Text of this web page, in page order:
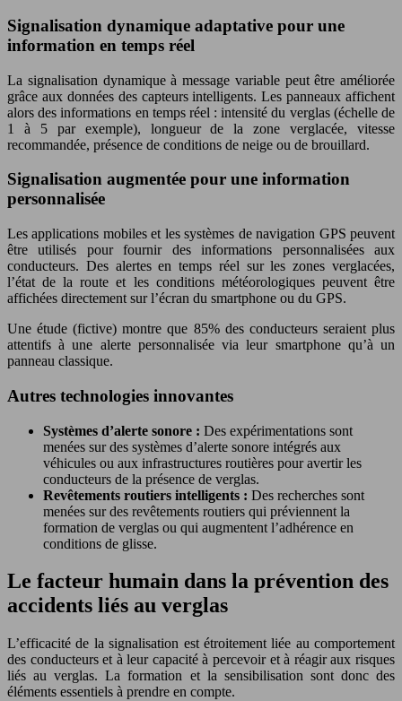
Signalisation dynamique adaptative pour une
information en temps réel
La signalisation dynamique à message variable peut être améliorée
grâce aux données des capteurs intelligents. Les panneaux affichent
alors des informations en temps réel : intensité du verglas (échelle de
1 à 5 par exemple), longueur de la zone verglacée, vitesse
recommandée, présence de conditions de neige ou de brouillard.
Signalisation augmentée pour une information
personnalisée
Les applications mobiles et les systèmes de navigation GPS peuvent
être utilisés pour fournir des informations personnalisées aux
conducteurs. Des alertes en temps réel sur les zones verglacées,
l’état de la route et les conditions météorologiques peuvent être
affichées directement sur l’écran du smartphone ou du GPS.
Une étude (fictive) montre que 85% des conducteurs seraient plus
attentifs à une alerte personnalisée via leur smartphone qu’à un
panneau classique.
Autres technologies innovantes
Systèmes d’alerte sonore : Des expérimentations sont
menées sur des systèmes d’alerte sonore intégrés aux
véhicules ou aux infrastructures routières pour avertir les
conducteurs de la présence de verglas.
Revêtements routiers intelligents : Des recherches sont
menées sur des revêtements routiers qui préviennent la
formation de verglas ou qui augmentent l’adhérence en
conditions de glisse.
Le facteur humain dans la prévention des
accidents liés au verglas
L’efficacité de la signalisation est étroitement liée au comportement
des conducteurs et à leur capacité à percevoir et à réagir aux risques
liés au verglas. La formation et la sensibilisation sont donc des
éléments essentiels à prendre en compte.